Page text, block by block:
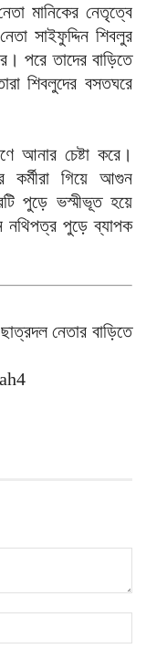
মানিকের নেতৃত্বে
সাইফুদ্দিন শিবলুর
পরে তাদের বাড়িতে
শিবলুদের বসতঘরে
আনার চেষ্টা করে।
কর্মীরা গিয়ে আগুন
পুড়ে ভস্মীভূত হয়ে
পুড়ে ব্যাপক
নেতার বাড়িতে